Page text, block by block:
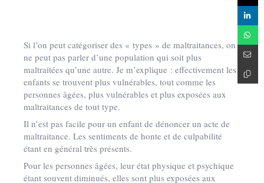
Si l’on peut catégoriser des « types » de maltraitances, on
ne peut pas parler d’une population qui soit plus
maltraitées qu’une autre. Je m’explique : effectivement les
enfants se trouvent plus vulnérables, tout comme les
personnes âgées, plus vulnérables et plus exposées aux
maltraitances de tout type.
Il n’est pas facile pour un enfant de dénoncer un acte de
maltraitance. Les sentiments de honte et de culpabilité
étant en général très présents.
Pour les personnes âgées, leur état physique et psychique
étant souvent diminués, elles sont plus exposées aux